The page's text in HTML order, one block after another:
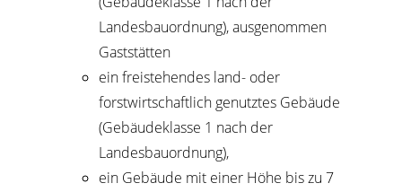
Landesbauordnung), ausgenommen
Gaststätten
ein freistehendes land- oder
forstwirtschaftlich genutztes Gebäude
(Gebäudeklasse 1 nach der
Landesbauordnung),
ein Gebäude mit einer Höhe bis zu 7